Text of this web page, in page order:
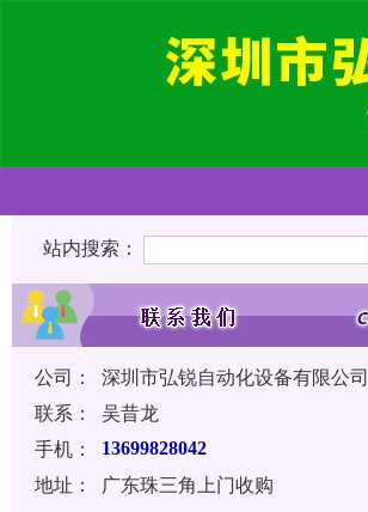
站内搜索：
公司：
深圳市弘锐自动化设备有限公司
联系：
吴昔龙
手机：
13699828042
地址：
广东珠三角上门收购